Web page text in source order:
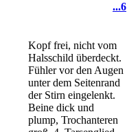
...6
Kopf frei, nicht vom
Halsschild überdeckt.
Fühler vor den Augen
unter dem Seitenrand
der Stirn eingelenkt.
Beine dick und
plump, Trochanteren